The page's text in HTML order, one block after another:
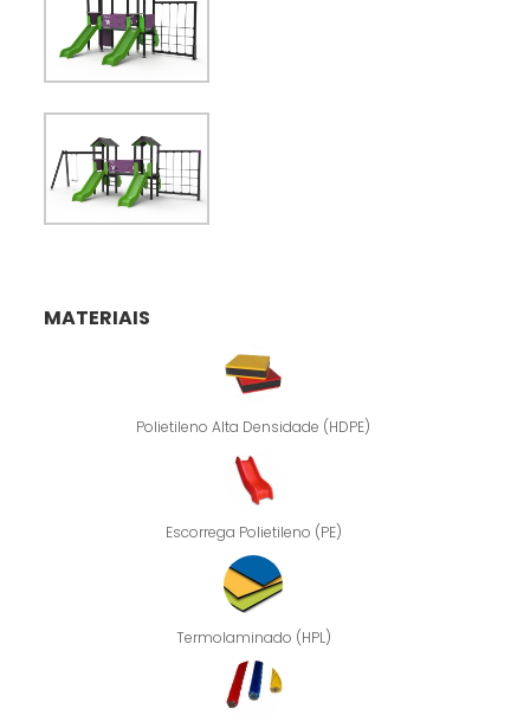
MATERIAIS
Polietileno Alta Densidade (HDPE)
Escorrega Polietileno (PE)
Termolaminado (HPL)